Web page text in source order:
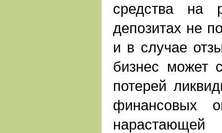
средства на
депозитах не
и в случае
бизнес может
потерей
финансовых
нарастающей